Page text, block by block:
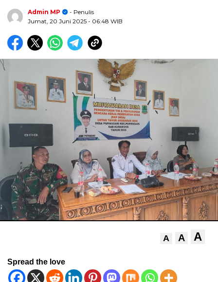
Admin MP
- Penulis
Jumat, 20 Juni 2025 - 06:48 WIB
A A A
Spread the love